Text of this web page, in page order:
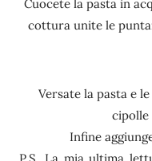
Cuocete la pasta in
cottura unite le
Versate la pasta e
cipolle
Infine